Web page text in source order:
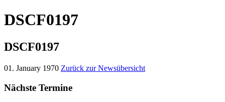
DSCF0197
DSCF0197
01. January 1970 Zurück zur Newsübersicht
Nächste Termine